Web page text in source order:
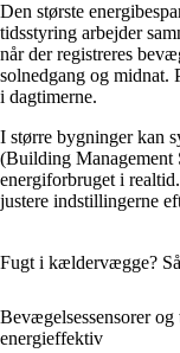
Den største
tidsstyring arbejder
når der registreres
solnedgang og midnat.
i dagtimerne.
I større bygninger kan
(Building Management
energiforbruget i
justere indstillingerne
Fugt i kældervægge?
Bevægelsessensorer
energieffektiv